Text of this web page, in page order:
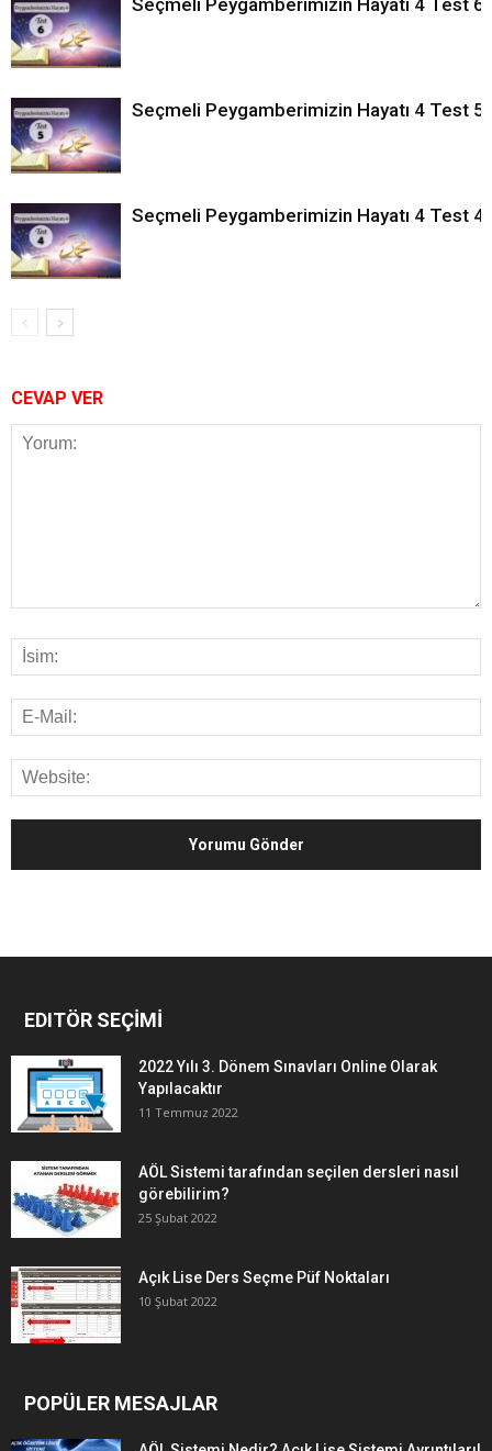
Seçmeli Peygamberimizin Hayatı 4 Test 6
Seçmeli Peygamberimizin Hayatı 4 Test 5
Seçmeli Peygamberimizin Hayatı 4 Test 4
CEVAP VER
EDITÖR SEÇİMİ
2022 Yılı 3. Dönem Sınavları Online Olarak
Yapılacaktır
11 Temmuz 2022
AÖL Sistemi tarafından seçilen dersleri nasıl
görebilirim?
25 Şubat 2022
Açık Lise Ders Seçme Püf Noktaları
10 Şubat 2022
POPÜLER MESAJLAR